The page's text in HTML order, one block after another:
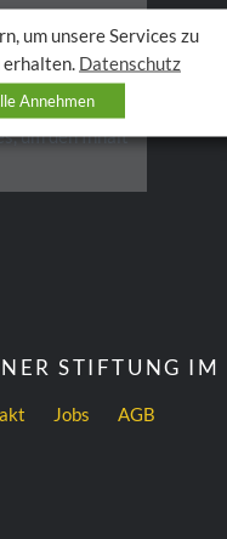
um den Inhalt
STIFTUNG IM
Jobs AGB
um unsere Services zu
Datenschutz
Annehmen